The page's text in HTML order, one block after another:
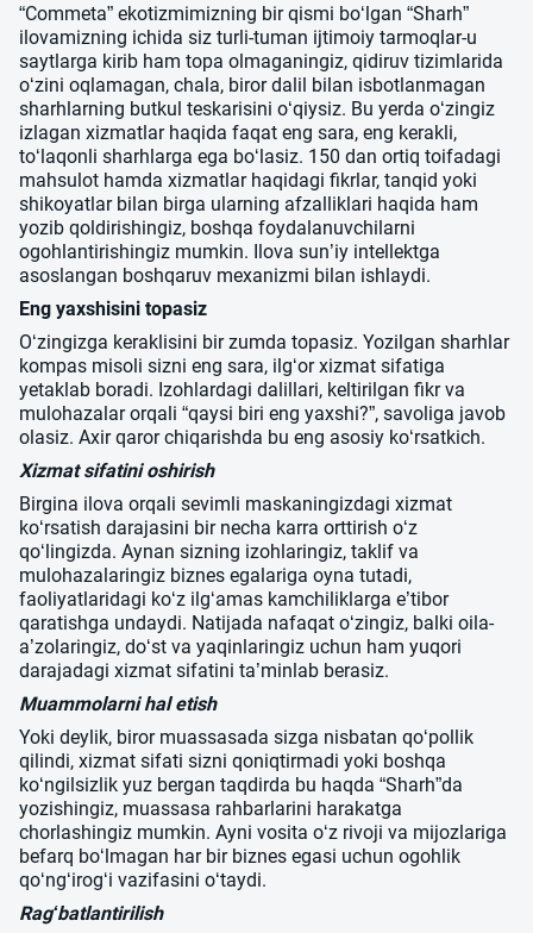
“Commeta” ekotizmimizning bir qismi bo‘lgan “Sharh”
ilovamizning ichida siz turli-tuman ijtimoiy tarmoqlar-u
saytlarga kirib ham topa olmaganingiz, qidiruv tizimlarida
o‘zini oqlamagan, chala, biror dalil bilan isbotlanmagan
sharhlarning butkul teskarisini o‘qiysiz. Bu yerda o‘zingiz
izlagan xizmatlar haqida faqat eng sara, eng kerakli,
to‘laqonli sharhlarga ega bo‘lasiz. 150 dan ortiq toifadagi
mahsulot hamda xizmatlar haqidagi fikrlar, tanqid yoki
shikoyatlar bilan birga ularning afzalliklari haqida ham
yozib qoldirishingiz, boshqa foydalanuvchilarni
ogohlantirishingiz mumkin. Ilova sun’iy intellektga
asoslangan boshqaruv mexanizmi bilan ishlaydi.
Eng yaxshisini topasiz
O‘zingizga keraklisini bir zumda topasiz. Yozilgan sharhlar
kompas misoli sizni eng sara, ilg‘or xizmat sifatiga
yetaklab boradi. Izohlardagi dalillari, keltirilgan fikr va
mulohazalar orqali “qaysi biri eng yaxshi?”, savoliga javob
olasiz. Axir qaror chiqarishda bu eng asosiy ko‘rsatkich.
Xizmat sifatini oshirish
Birgina ilova orqali sevimli maskaningizdagi xizmat
ko‘rsatish darajasini bir necha karra orttirish o‘z
qo‘lingizda. Aynan sizning izohlaringiz, taklif va
mulohazalaringiz biznes egalariga oyna tutadi,
faoliyatlaridagi ko‘z ilg‘amas kamchiliklarga e’tibor
qaratishga undaydi. Natijada nafaqat o‘zingiz, balki oila-
a’zolaringiz, do‘st va yaqinlaringiz uchun ham yuqori
darajadagi xizmat sifatini ta’minlab berasiz.
Muammolarni hal etish
Yoki deylik, biror muassasada sizga nisbatan qo‘pollik
qilindi, xizmat sifati sizni qoniqtirmadi yoki boshqa
ko‘ngilsizlik yuz bergan taqdirda bu haqda “Sharh”da
yozishingiz, muassasa rahbarlarini harakatga
chorlashingiz mumkin. Ayni vosita o‘z rivoji va mijozlariga
befarq bo‘lmagan har bir biznes egasi uchun ogohlik
qo‘ng‘irog‘i vazifasini o‘taydi.
Rag‘batlantirilish